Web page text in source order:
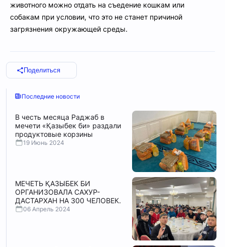
животного можно отдать на съедение кошкам или
собакам при условии, что это не станет причиной
загрязнения окружающей среды.
Поделиться
Последние новости
В честь месяца Раджаб в
мечети «Қазыбек би» раздали
продуктовые корзины
19 Июнь 2024
МЕЧЕТЬ ҚАЗЫБЕК БИ
ОРГАНИЗОВАЛА САХУР-
ДАСТАРХАН НА 300 ЧЕЛОВЕК.
06 Апрель 2024